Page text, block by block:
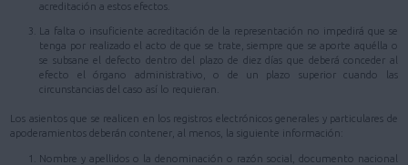
acreditación a estos efectos.
La falta o insuficiente acreditación de la representación no impedirá que se
tenga por realizado el acto de que se trate, siempre que se aporte aquélla o
se subsane el defecto dentro del plazo de diez días que deberá conceder al
efecto el órgano administrativo, o de un plazo superior cuando las
circunstancias del caso así lo requieran.
Los asientos que se realicen en los registros electrónicos generales y particulares de
apoderamientos deberán contener, al menos, la siguiente información:
Nombre y apellidos o la denominación o razón social, documento nacional